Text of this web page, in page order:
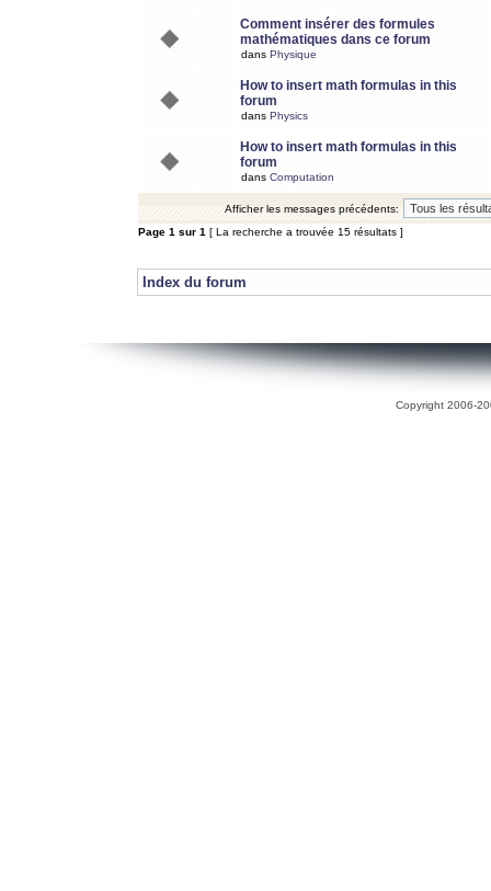
Comment insérer des formules
mathématiques dans ce forum
dans Physique
How to insert math formulas in this
forum
dans Physics
How to insert math formulas in this
forum
dans Computation
Afficher les messages précédents:
Page 1 sur 1 [ La recherche a trouvée 15 résultats ]
Index du forum
Copyright 2006-